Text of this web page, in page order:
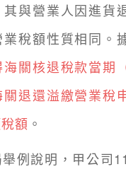
與營業人因進貨
稅額性質相同。
關核退稅款當期
退還溢繳營業稅
額 。
說明，甲公司